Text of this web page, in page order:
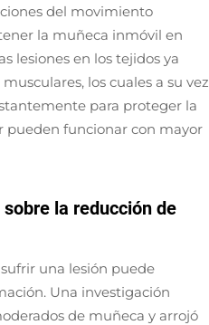
del movimiento
la muñeca inmóvil en
lesiones en los tejidos ya
los cuales a su vez
para proteger la
pueden funcionar con mayor
la reducción de
una lesión puede
Una investigación
de muñeca y arrojó